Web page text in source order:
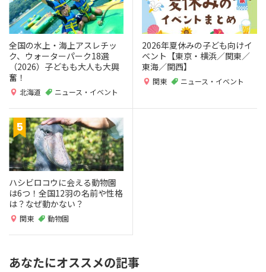
全国の水上・海上アスレチッ
ク、ウォーターパーク18選
（2026）子どもも大人も大興
奮！
北海道 ニュース・イベント
2026年夏休みの子ども向けイ
ベント【東京・横浜／関東／
東海／関西】
関東 ニュース・イベント
ハシビロコウに会える動物園
は6つ！全国12羽の名前や性格
は？なぜ動かない？
関東 動物園
あなたにオススメの記事